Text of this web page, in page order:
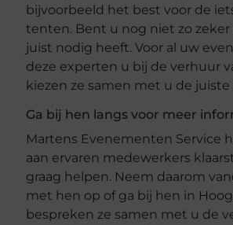
bijvoorbeeld het best voor de
tenten. Bent u nog niet zo
juist nodig heeft. Voor al uw
deze experten u bij de verhuur
kiezen ze samen met u de
Ga bij hen langs voor meer
Martens Evenementen Service
aan ervaren medewerkers
graag helpen. Neem daarom
met hen op of ga bij hen in
bespreken ze samen met u de